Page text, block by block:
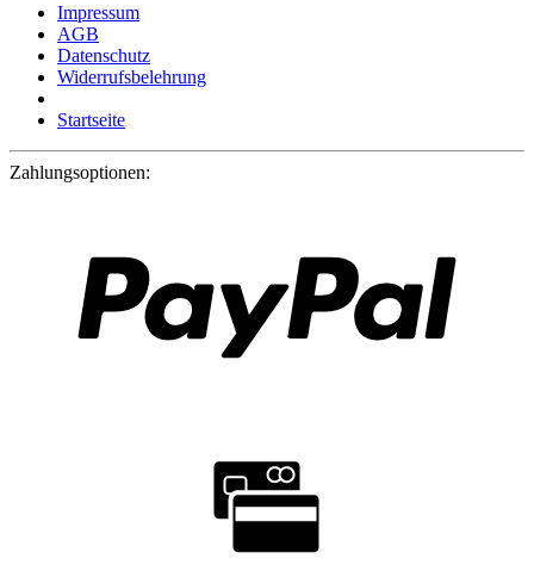
Impressum
AGB
Datenschutz
Widerrufsbelehrung
Startseite
Zahlungsoptionen: